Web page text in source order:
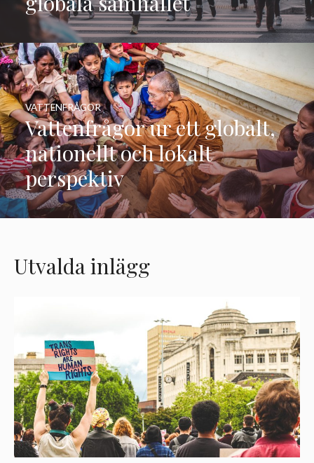
Vattenfrågor ur ett globalt,
nationellt och lokalt
perspektiv
VATTENFRÅGOR
Utvalda inlägg